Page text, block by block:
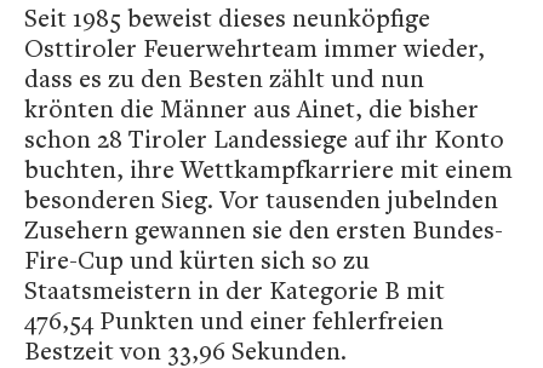
Seit 1985 beweist dieses neunköpfige
Osttiroler Feuerwehrteam immer wieder,
dass es zu den Besten zählt und nun
krönten die Männer aus Ainet, die bisher
schon 28 Tiroler Landessiege auf ihr Konto
buchten, ihre Wettkampfkarriere mit einem
besonderen Sieg. Vor tausenden jubelnden
Zusehern gewannen sie den ersten Bundes-
Fire-Cup und kürten sich so zu
Staatsmeistern in der Kategorie B mit
476,54 Punkten und einer fehlerfreien
Bestzeit von 33,96 Sekunden.